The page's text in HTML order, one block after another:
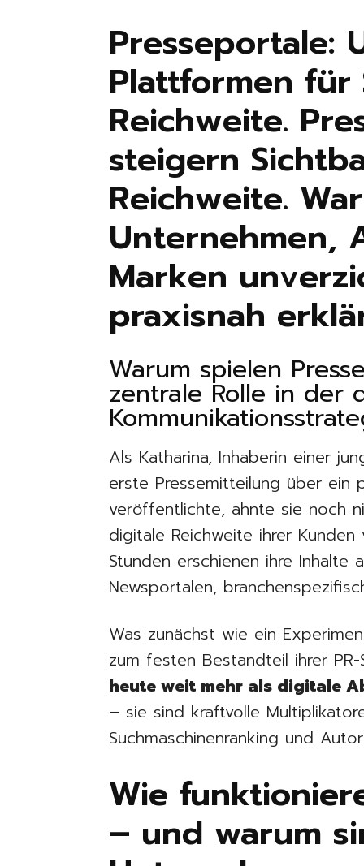
Presseportale:
Plattformen
Reichweite.
steigern
Reichweite.
Unternehmen,
Marken
praxisnah
Warum spielen
zentrale Rolle in der
Als Katharina, Inhaberin einer
erste Pressemitteilung über ein
veröffentlichte, ahnte sie noch
digitale Reichweite ihrer
Stunden erschienen ihre
Newsportalen,
Was zunächst wie ein
zum festen Bestandteil ihrer
heute weit mehr als digitale
– sie sind kraftvolle
Suchmaschinenranking und
Wie
– und warum